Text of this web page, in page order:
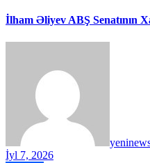
İlham Əliyev ABŞ Senatının
İyl 7, 2026